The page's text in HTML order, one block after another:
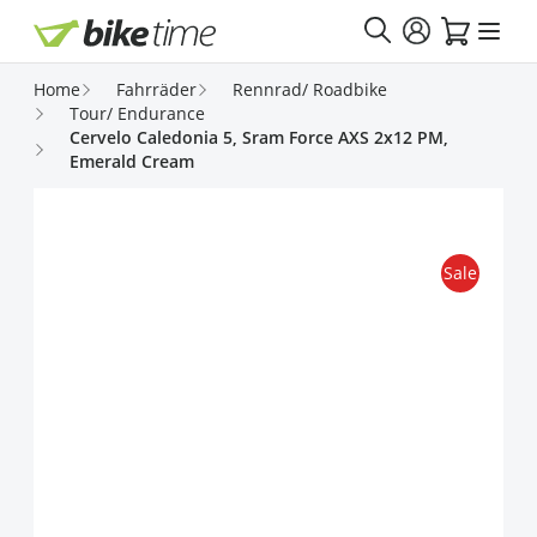
Direkt zum Inhalt
Home Fahrräder
Rennrad/ Roadbike
Tour/ Endurance
Cervelo Caledonia 5, Sram Force AXS 2x12 PM,
Emerald Cream
Sale